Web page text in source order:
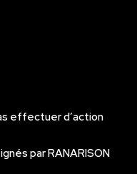
effectuer d’action
par RANARISON